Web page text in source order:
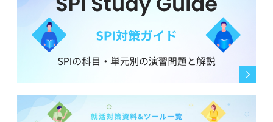
生き残っていくためには、時代のニーズを捉えて対応し
ていく適応力が求められます。
なぜ百貨店業界に興味を持っているのか、百貨店で何を
目指すのか、それは百貨店でなければ実現できないのか
について、考えてみましょう。
0